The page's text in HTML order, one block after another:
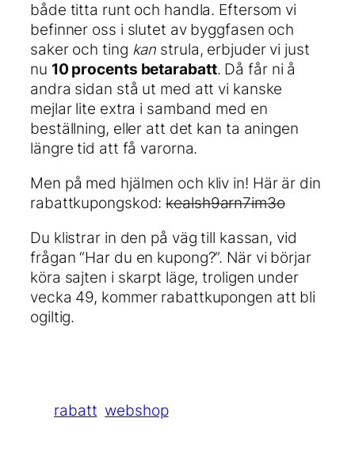
både titta runt och handla. Eftersom vi
befinner oss i slutet av byggfasen och
saker och ting kan strula, erbjuder vi just
nu 10 procents betarabatt. Då får ni å
andra sidan stå ut med att vi kanske
mejlar lite extra i samband med en
beställning, eller att det kan ta aningen
längre tid att få varorna.
Men på med hjälmen och kliv in! Här är din
rabattkupongskod:kealsh9arn7im3o
Du klistrar in den på väg till kassan, vid
frågan “Har du en kupong?”. När vi börjar
köra sajten i skarpt läge, troligen under
vecka 49, kommer rabattkupongen att bli
ogiltig.
rabatt webshop